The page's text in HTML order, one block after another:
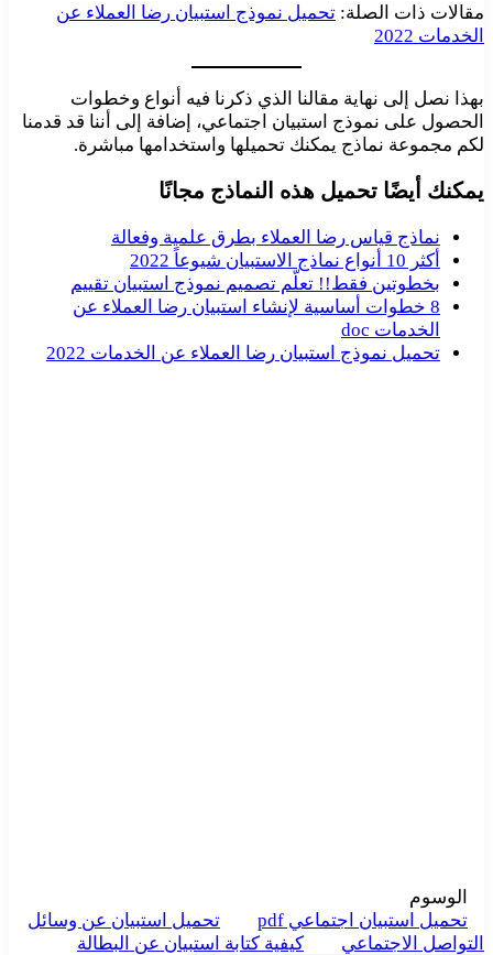
مقالات ذات الصلة: تحميل نموذج استبيان رضا العملاء عن
الخدمات 2022
بهذا نصل إلى نهاية مقالنا الذي ذكرنا فيه أنواع وخطوات
الحصول على نموذج استبيان اجتماعي، إضافة إلى أننا قد قدمنا
لكم مجموعة نماذج يمكنك تحميلها واستخدامها مباشرة.
يمكنك أيضًا تحميل هذه النماذج مجانًا
نماذج قياس رضا العملاء بطرق علمية وفعالة
أكثر 10 أنواع نماذج الاستبيان شيوعاً 2022
بخطوتين فقط!! تعلّم تصميم نموذج استبيان تقييم
8 خطوات أساسية لإنشاء استبيان رضا العملاء عن
الخدمات doc
تحميل نموذج استبيان رضا العملاء عن الخدمات 2022
الوسوم
تحميل استبيان اجتماعي pdf
تحميل استبيان عن وسائل
التواصل الاجتماعي
كيفية كتابة استبيان عن البطالة